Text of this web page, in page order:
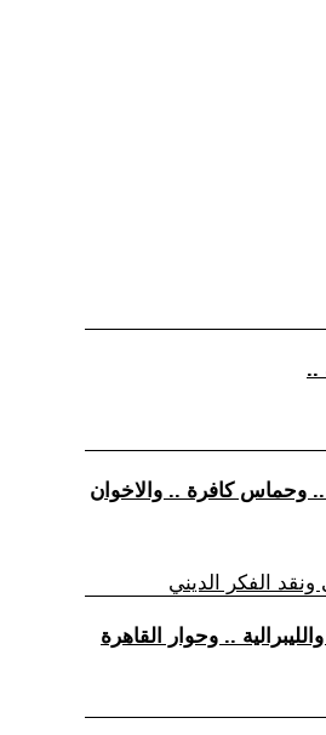
وحماس كافرة .. والاخوان
ونقد الفكر الديني